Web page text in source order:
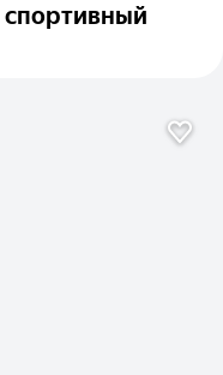
спортивный